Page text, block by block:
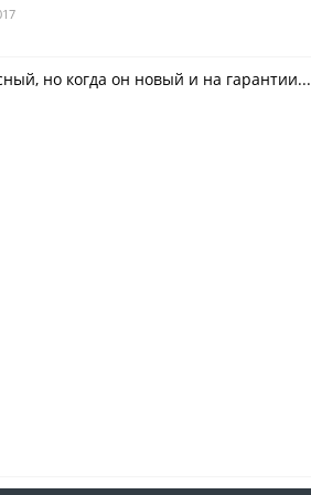
но когда он новый и на гарантии...